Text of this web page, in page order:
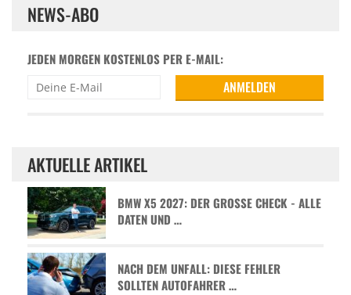
NEWS-ABO
JEDEN MORGEN KOSTENLOS PER E-MAIL:
AKTUELLE ARTIKEL
BMW X5 2027: DER GROSSE CHECK - ALLE D
ATEN UND …
NACH DEM UNFALL: DIESE FEHLER
SOLLTEN AUTOFAHRER …